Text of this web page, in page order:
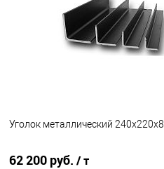
Уголок металлический 240х220х8
62 200 руб. / т